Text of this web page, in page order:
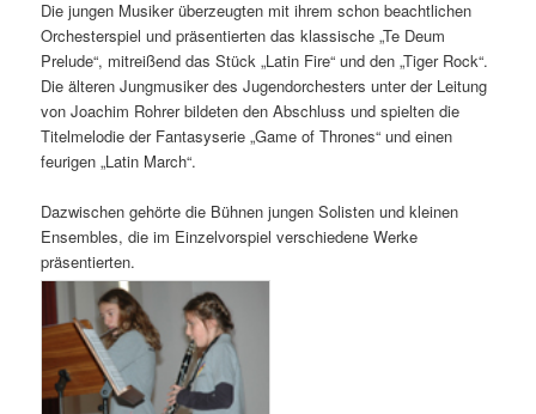
Die jungen Musiker überzeugten mit ihrem schon beachtlichen
Orchesterspiel und präsentierten das klassische „Te Deum
Prelude“, mitreißend das Stück „Latin Fire“ und den „Tiger Rock“.
Die älteren Jungmusiker des Jugendorchesters unter der Leitung
von Joachim Rohrer bildeten den Abschluss und spielten die
Titelmelodie der Fantasyserie „Game of Thrones“ und einen
feurigen „Latin March“.
Dazwischen gehörte die Bühnen jungen Solisten und kleinen
Ensembles, die im Einzelvorspiel verschiedene Werke
präsentierten.